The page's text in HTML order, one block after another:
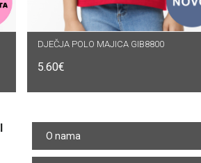
DJEČJA POLO MAJICA GIB8800
5.60€
ODABERI OPCIJE
O nama